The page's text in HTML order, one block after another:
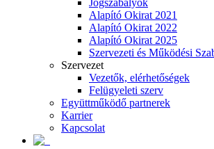
Jogszabályok
Alapító Okirat 2021
Alapító Okirat 2022
Alapító Okirat 2025
Szervezeti és Működési
Szervezet
Vezetők, elérhetőségek
Felügyeleti szerv
Együttműködő partnerek
Karrier
Kapcsolat